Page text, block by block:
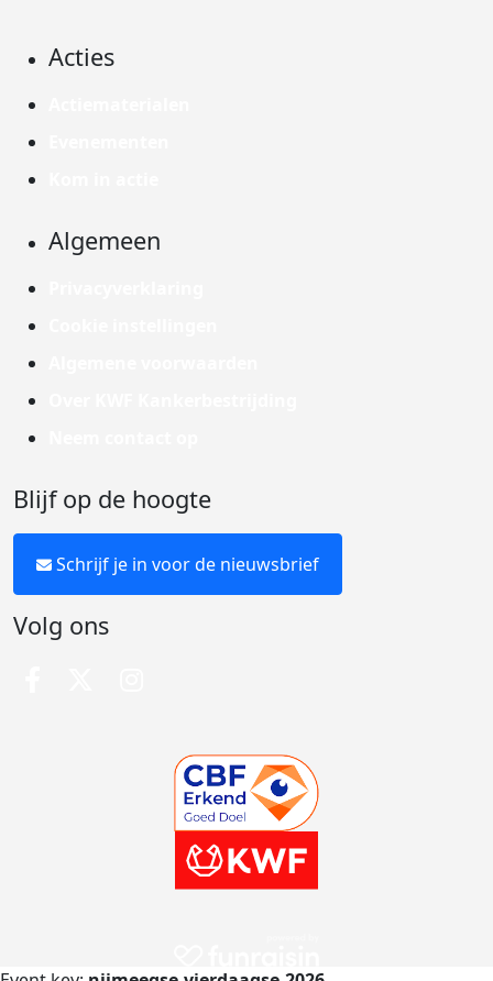
Acties
Algemeen
Blijf op de hoogte
Schrijf je in voor de nieuwsbrief
Volg ons